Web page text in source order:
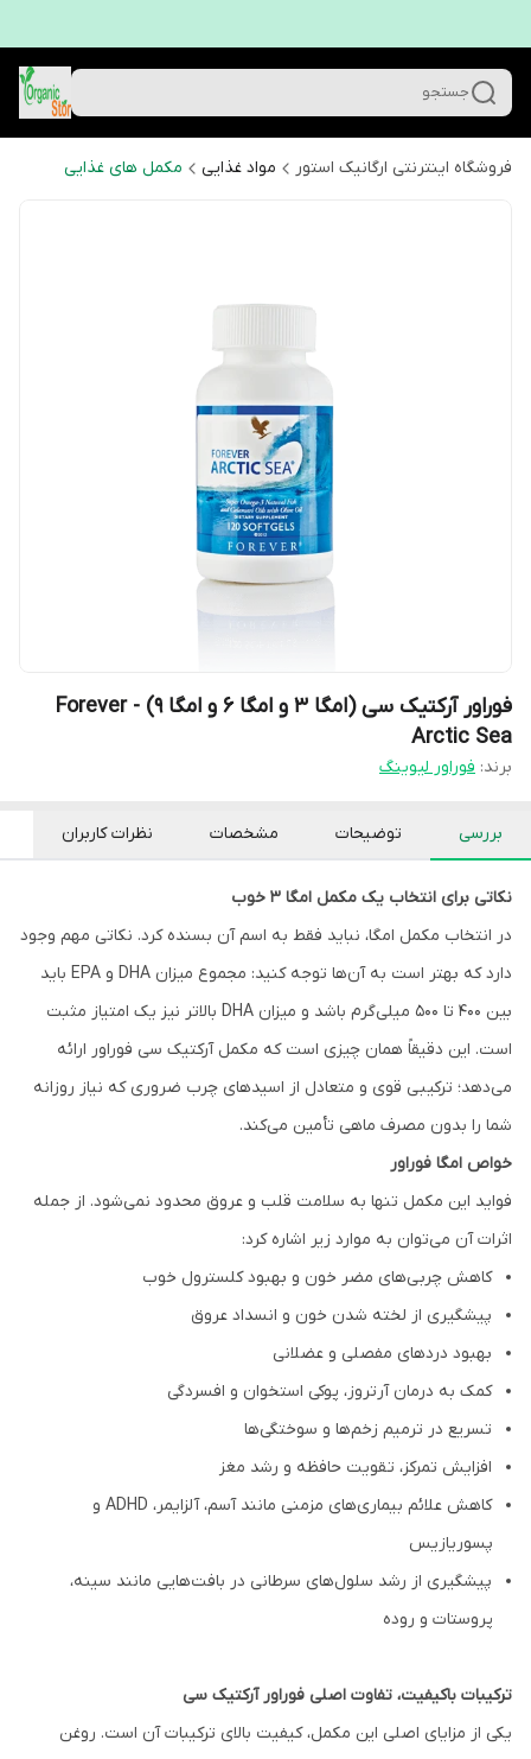
جستجو
فروشگاه اینترنتی ارگانیک استور مواد غذایی مکمل های غذایی
فوراور آرکتیک سی (امگا 3 و امگا 6 و امگا 9) - Forever
Arctic Sea
برند: فوراور لیوینگ
بررسی توضیحات مشخصات نظرات کاربران
نکاتی برای انتخاب یک مکمل امگا ۳ خوب
در انتخاب مکمل امگا، نباید فقط به اسم آن بسنده کرد. نکاتی مهم وجود
دارد که بهتر است به آن‌ها توجه کنید: مجموع میزان DHA و EPA باید
بین ۴۰۰ تا ۵۰۰ میلی‌گرم باشد و میزان DHA بالاتر نیز یک امتیاز مثبت
است. این دقیقاً همان چیزی است که مکمل آرکتیک سی فوراور ارائه
می‌دهد؛ ترکیبی قوی و متعادل از اسیدهای چرب ضروری که نیاز روزانه
شما را بدون مصرف ماهی تأمین می‌کند.
خواص امگا فوراور
فواید این مکمل تنها به سلامت قلب و عروق محدود نمی‌شود. از جمله
اثرات آن می‌توان به موارد زیر اشاره کرد:
کاهش چربی‌های مضر خون و بهبود کلسترول خوب
پیشگیری از لخته شدن خون و انسداد عروق
بهبود دردهای مفصلی و عضلانی
کمک به درمان آرتروز، پوکی استخوان و افسردگی
تسریع در ترمیم زخم‌ها و سوختگی‌ها
افزایش تمرکز، تقویت حافظه و رشد مغز
کاهش علائم بیماری‌های مزمنی مانند آسم، آلزایمر، ADHD و
پسوریازیس
پیشگیری از رشد سلول‌های سرطانی در بافت‌هایی مانند سینه،
پروستات و روده
ترکیبات باکیفیت، تفاوت اصلی فوراور آرکتیک سی
یکی از مزایای اصلی این مکمل، کیفیت بالای ترکیبات آن است. روغن